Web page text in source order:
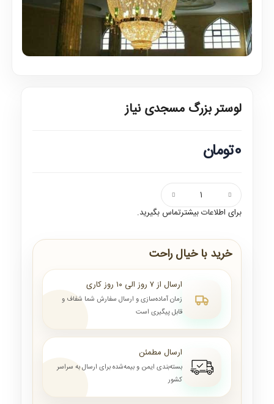
لوستر بزرگ مسجدی نیاز
0تومان
برای اطلاعات بیشترتماس بگیرید.
خرید با خیال راحت
ارسال از ۷ روز الی ۱۰ روز کاری
زمان آماده‌سازی و ارسال سفارش شما شفاف و
قابل پیگیری است
ارسال مطمئن
بسته‌بندی ایمن و بیمه‌شده برای ارسال به سراسر
کشور